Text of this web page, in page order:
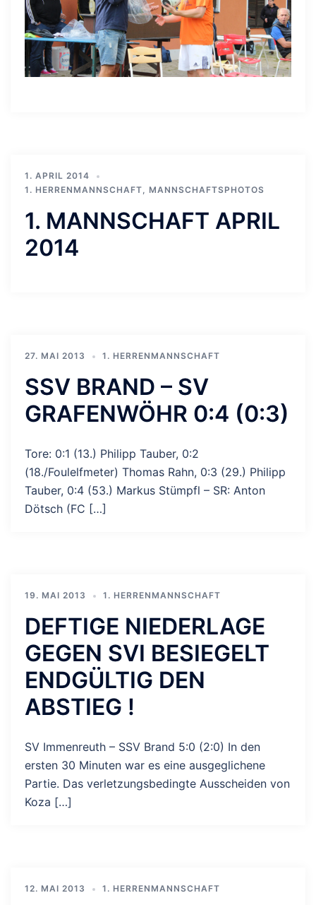
1. APRIL 2014
1. HERRENMANNSCHAFT, MANNSCHAFTSPHOTOS
1. MANNSCHAFT APRIL
2014
27. MAI 2013 1. HERRENMANNSCHAFT
SSV BRAND – SV
GRAFENWÖHR 0:4 (0:3)
Tore: 0:1 (13.) Philipp Tauber, 0:2
(18./Foulelfmeter) Thomas Rahn, 0:3 (29.) Philipp
Tauber, 0:4 (53.) Markus Stümpfl – SR: Anton
Dötsch (FC […]
19. MAI 2013 1. HERRENMANNSCHAFT
DEFTIGE NIEDERLAGE
GEGEN SVI BESIEGELT
ENDGÜLTIG DEN
ABSTIEG !
SV Immenreuth – SSV Brand 5:0 (2:0) In den
ersten 30 Minuten war es eine ausgeglichene
Partie. Das verletzungsbedingte Ausscheiden von
Koza […]
12. MAI 2013 1. HERRENMANNSCHAFT